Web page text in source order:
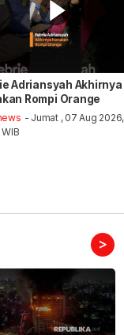
Adriansyah Akhirnya
Rompi Orange
- Jumat , 07 Aug 2026,
>